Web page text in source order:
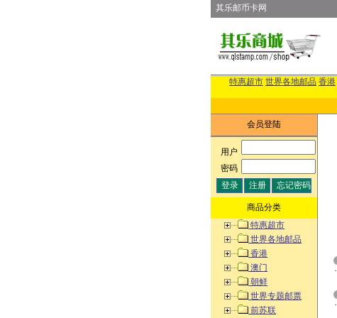
其乐邮币卡网
特惠超市 世界各地邮品 香港
会员登陆
用户:
密码:
商品分类
特惠超市
世界各地邮品
香港
澳门
朝鲜
世界专题邮票
前苏联